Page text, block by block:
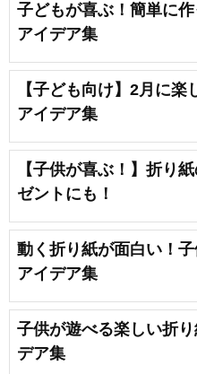
子どもが喜ぶ！簡単に
アイデア集
【子ども向け】2月に
アイデア集
【子供が喜ぶ！】折り
ゼントにも！
動く折り紙が面白い！
アイデア集
子供が遊べる楽しい折
デア集